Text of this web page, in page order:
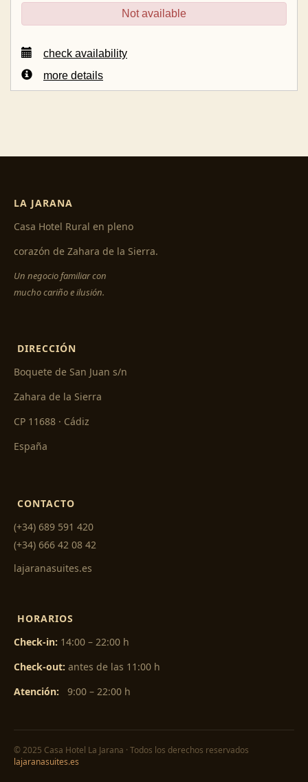
Not available
check availability
more details
LA JARANA
Casa Hotel Rural en pleno
corazón de Zahara de la Sierra.
Un negocio familiar con
mucho cariño e ilusión.
DIRECCIÓN
Boquete de San Juan s/n
Zahara de la Sierra
CP 11688 · Cádiz
España
CONTACTO
(+34) 689 591 420
(+34) 666 42 08 42
lajaranasuites.es
HORARIOS
Check-in: 14:00 – 22:00 h
Check-out: antes de las 11:00 h
Atención: 9:00 – 22:00 h
© 2025 Casa Hotel La Jarana · Todos los derechos reservados
lajaranasuites.es